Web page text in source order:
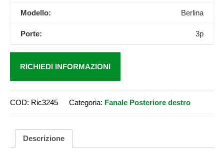
Modello: Berlina
Porte: 3p
RICHIEDI INFORMAZIONI
COD: Ric3245 Categoria: Fanale Posteriore destro
Descrizione